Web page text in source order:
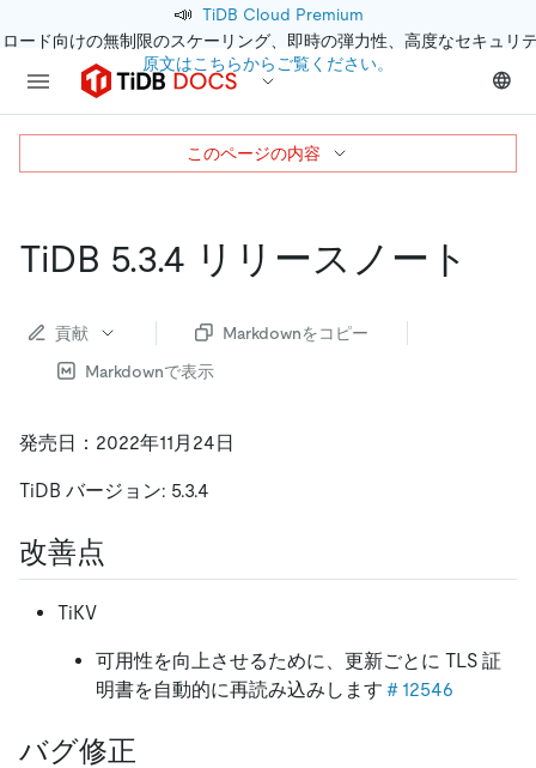
📣 TiDB Cloud Premium
ード向けの無制限のスケーリング、即時の弾力性、高度なセキュリ
原文はこちらからご覧ください。
TiDB 5.3.4 リリースノート
貢献
Markdownをコピー
Markdownで表示
発売日：2022年11月24日
TiDB バージョン: 5.3.4
改善点
TiKV
可用性を向上させるために、更新ごとに TLS 証
明書を自動的に再読み込みします ＃12546
バグ修正
このページの内容